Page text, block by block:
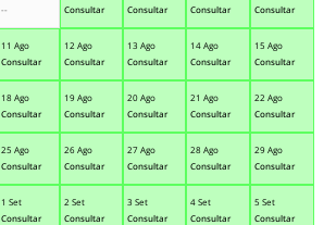
--
Consultar
Consultar
Consultar
Consultar
11 Ago
Consultar
12 Ago
Consultar
13 Ago
Consultar
14 Ago
Consultar
15 Ago
Consultar
18 Ago
Consultar
19 Ago
Consultar
20 Ago
Consultar
21 Ago
Consultar
22 Ago
Consultar
25 Ago
Consultar
26 Ago
Consultar
27 Ago
Consultar
28 Ago
Consultar
29 Ago
Consultar
1 Set
Consultar
2 Set
Consultar
3 Set
Consultar
4 Set
Consultar
5 Set
Consultar